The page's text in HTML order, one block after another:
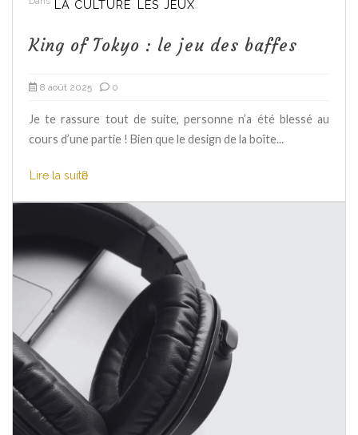
LA CULTURE LES JEUX
King of Tokyo : le jeu des baffes
8 août 2025 0
Je te rassure tout de suite, personne n’a été blessé au
cours d’une partie ! Bien que le design de la boîte...
Lire la suite